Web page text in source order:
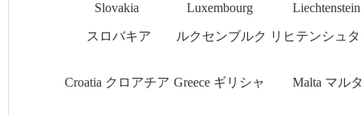
Slovakia
スロバキア
Luxembourg
ルクセンブルク リヒテンシュ
Croatia クロアチア Greece ギリシャ Malta マル